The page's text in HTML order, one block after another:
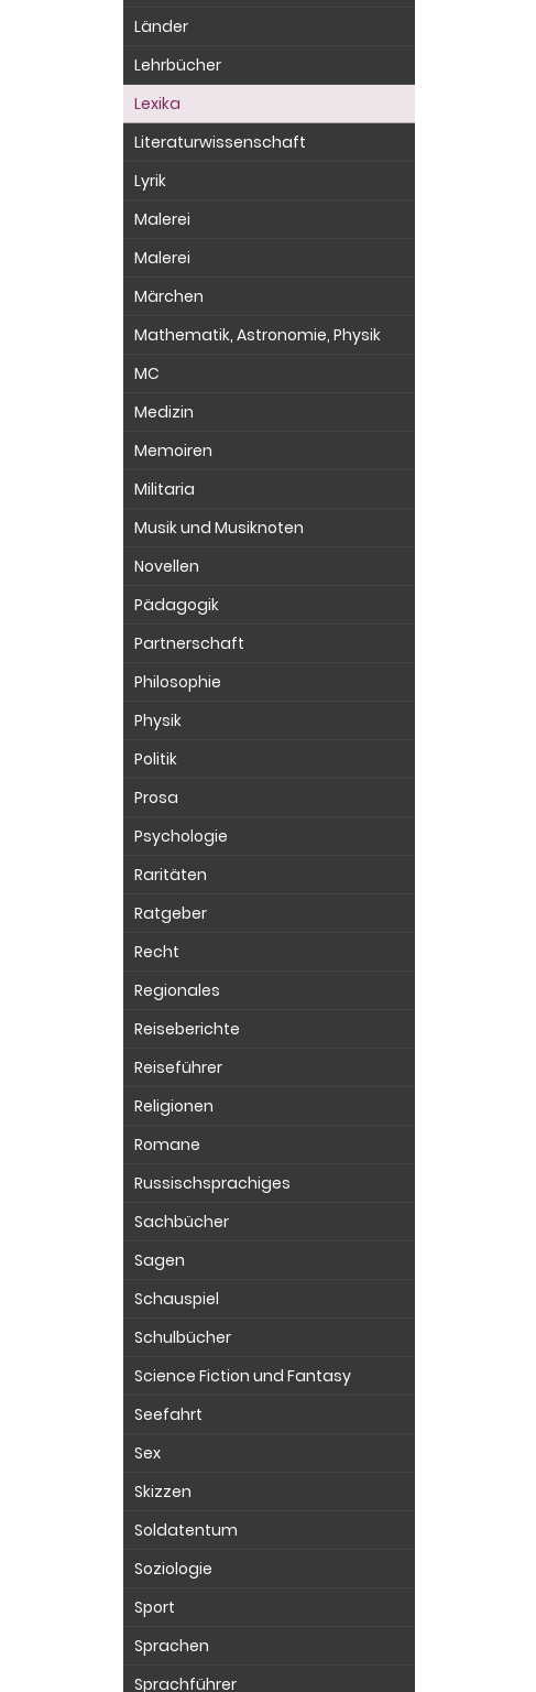
Länder
Lehrbücher
Lexika
Literaturwissenschaft
Lyrik
Malerei
Malerei
Märchen
Mathematik, Astronomie, Physik
MC
Medizin
Memoiren
Militaria
Musik und Musiknoten
Novellen
Pädagogik
Partnerschaft
Philosophie
Physik
Politik
Prosa
Psychologie
Raritäten
Ratgeber
Recht
Regionales
Reiseberichte
Reiseführer
Religionen
Romane
Russischsprachiges
Sachbücher
Sagen
Schauspiel
Schulbücher
Science Fiction und Fantasy
Seefahrt
Sex
Skizzen
Soldatentum
Soziologie
Sport
Sprachen
Sprachführer